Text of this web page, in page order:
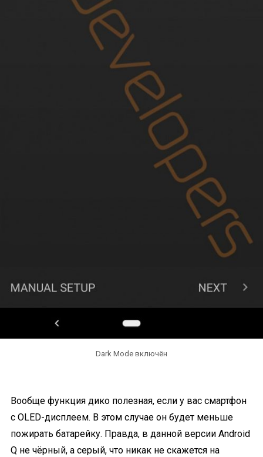
Dark Mode включён
Вообще функция дико полезная, если у вас смартфон
с OLED-дисплеем. В этом случае он будет меньше
пожирать батарейку. Правда, в данной версии Android
Q не чёрный, а серый, что никак не скажется на